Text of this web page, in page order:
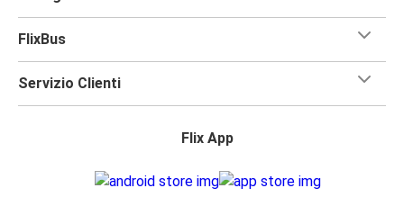
FlixBus
Servizio Clienti
Flix App